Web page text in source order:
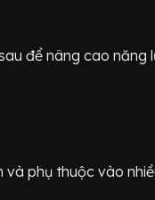
để nâng cao năng
và phụ thuộc vào